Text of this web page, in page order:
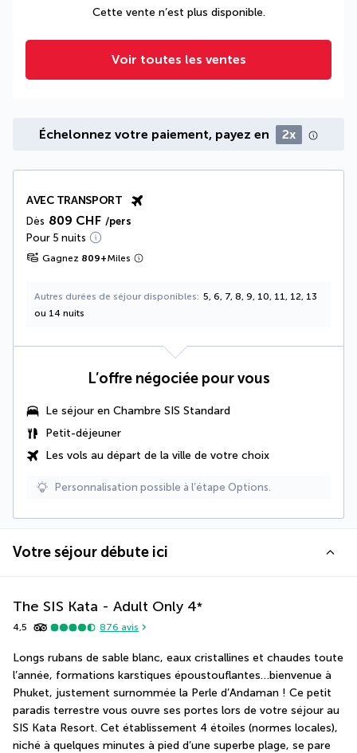
Cette vente n’est plus disponible.
Voir toutes les ventes
Échelonnez votre paiement, payez en 2x
AVEC TRANSPORT
Dès 809 CHF /pers
Pour 5 nuits
Gagnez 809+Miles
Autres durées de séjour disponibles
5, 6, 7, 8, 9, 10, 11, 12, 13
ou 14 nuits
L’offre négociée pour vous
Le séjour en Chambre SIS Standard
Petit-déjeuner
Les vols au départ de la ville de votre choix
Personnalisation possible à l’étape Options.
Votre séjour débute ici
The SIS Kata - Adult Only 4*
4,5 876 avis
Longs rubans de sable blanc, eaux cristallines et chaudes toute
l’année, formations karstiques époustouflantes…bienvenue à
Phuket, justement surnommée la Perle d’Andaman ! Ce petit
paradis terrestre vous ouvre ses portes lors de votre séjour au
SIS Kata Resort. Cet établissement 4 étoiles (normes locales),
niché à quelques minutes à pied d’une superbe plage, se pare